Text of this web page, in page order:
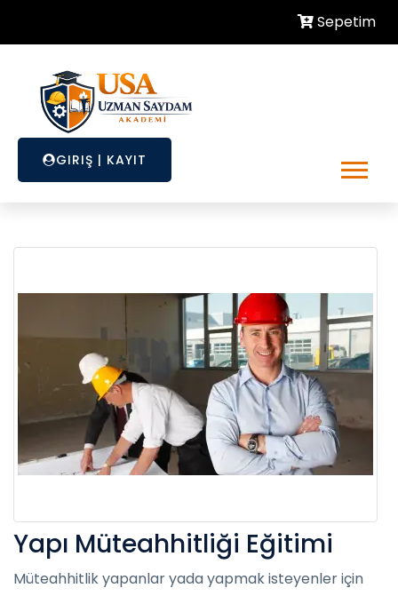
Sepetim
GIRIŞ | KAYIT
Yapı Müteahhitliği Eğitimi
Müteahhitlik yapanlar yada yapmak isteyenler için